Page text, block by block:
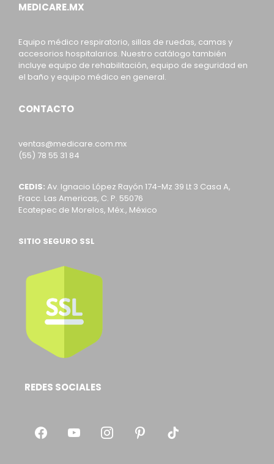
MEDICARE.MX
Equipo médico respiratorio, sillas de ruedas, camas y
accesorios hospitalarios. Nuestro catálogo también
incluye equipo de rehabilitación, equipo de seguridad en
el baño y equipo médico en general.
CONTACTO
ventas@medicare.com.mx
(55) 78 55 31 84
CEDIS: Av. Ignacio López Rayón 174-Mz 39 Lt 3 Casa A,
Fracc. Las Americas, C. P. 55076
Ecatepec de Morelos, Méx., México
SITIO SEGURO SSL
REDES SOCIALES